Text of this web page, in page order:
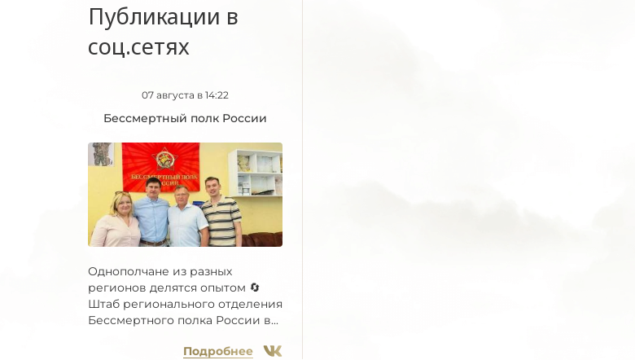
Публикации в
соц.сетях
07 августа в 14:22
Бессмертный полк России
Однополчане из разных
регионов делятся опытом 🔄
Штаб регионального отделения
Бессмертного полка России в...
Подробнее